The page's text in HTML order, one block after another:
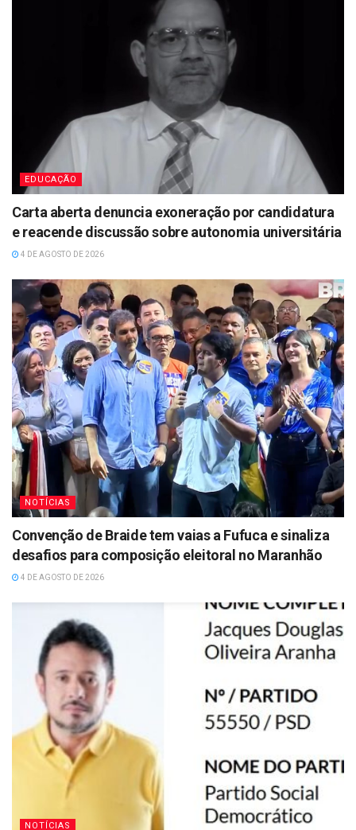
EDUCAÇÃO
Carta aberta denuncia exoneração por candidatura
e reacende discussão sobre autonomia universitária
4 DE AGOSTO DE 2026
NOTÍCIAS
Convenção de Braide tem vaias a Fufuca e sinaliza
desafios para composição eleitoral no Maranhão
4 DE AGOSTO DE 2026
NOTÍCIAS